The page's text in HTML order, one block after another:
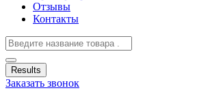
Отзывы
Контакты
Results
Заказать звонок